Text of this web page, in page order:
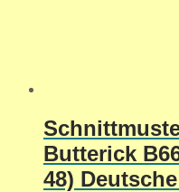
Butterick
48)